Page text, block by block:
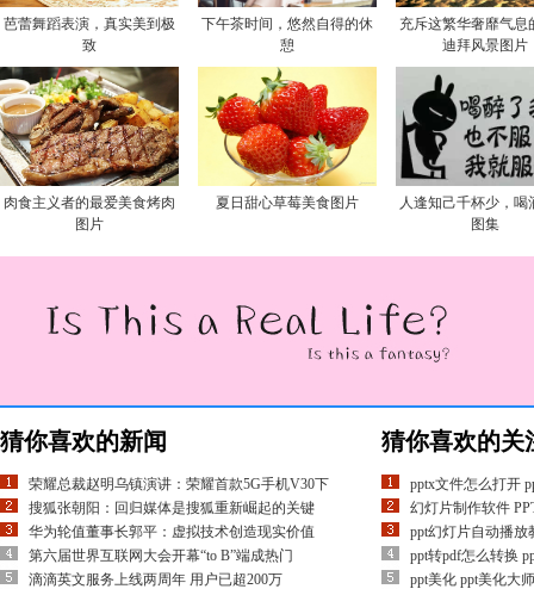
芭蕾舞蹈表演，真实美到极
致
下午茶时间，悠然自得的休
憩
充斥这繁华奢靡气息
迪拜风景图片
肉食主义者的最爱美食烤肉
图片
夏日甜心草莓美食图片
人逢知己千杯少，喝
图集
猜你喜欢的新闻
荣耀总裁赵明乌镇演讲：荣耀首款5G手机V30下
搜狐张朝阳：回归媒体是搜狐重新崛起的关键
华为轮值董事长郭平：虚拟技术创造现实价值
第六届世界互联网大会开幕“to B”端成热门
滴滴英文服务上线两周年 用户已超200万
猜你喜欢的关
pptx文件怎么打开
幻灯片制作软件
ppt幻灯片自动播放
ppt转pdf怎么转换
ppt美化 ppt美化大